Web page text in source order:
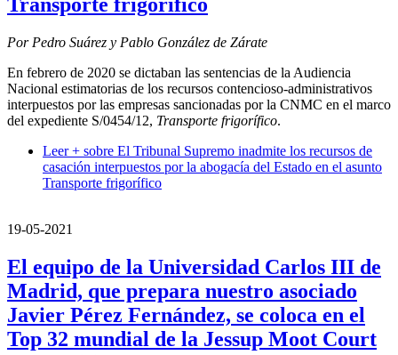
Por Pedro Suárez y Pablo González de Zárate
En febrero de 2020 se dictaban las sentencias de la Audiencia
Nacional estimatorias de los recursos contencioso-administrativos
interpuestos por las empresas sancionadas por la CNMC en el marco
del expediente S/0454/12, Transporte frigorífico.
Leer + sobre El Tribunal Supremo inadmite los recursos de
casación interpuestos por la abogacía del Estado en el asunto
Transporte frigorífico
19-05-2021
El equipo de la Universidad Carlos III de
Madrid, que prepara nuestro asociado
Javier Pérez Fernández, se coloca en el
Top 32 mundial de la Jessup Moot Court